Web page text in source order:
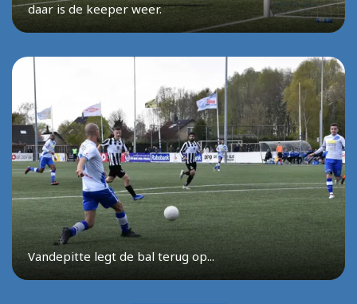
daar is de keeper weer.
Vandepitte legt de bal terug op...